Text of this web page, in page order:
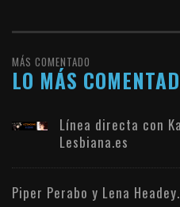
MÁS COMENTADO
LO MÁS
Línea directa con
Lesbiana.es
Piper Perabo y Lena